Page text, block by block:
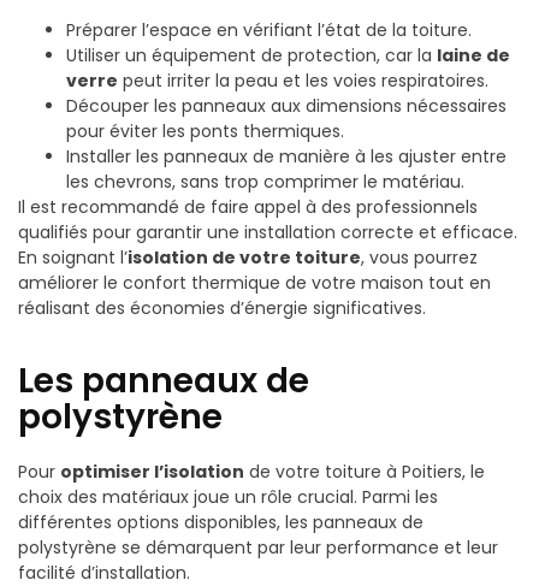
Préparer l’espace en vérifiant l’état de la toiture.
Utiliser un équipement de protection, car la laine de
verre peut irriter la peau et les voies respiratoires.
Découper les panneaux aux dimensions nécessaires
pour éviter les ponts thermiques.
Installer les panneaux de manière à les ajuster entre
les chevrons, sans trop comprimer le matériau.
Il est recommandé de faire appel à des professionnels
qualifiés pour garantir une installation correcte et efficace.
En soignant l’isolation de votre toiture, vous pourrez
améliorer le confort thermique de votre maison tout en
réalisant des économies d’énergie significatives.
Les panneaux de
polystyrène
Pour optimiser l’isolation de votre toiture à Poitiers, le
choix des matériaux joue un rôle crucial. Parmi les
différentes options disponibles, les panneaux de
polystyrène se démarquent par leur performance et leur
facilité d’installation.